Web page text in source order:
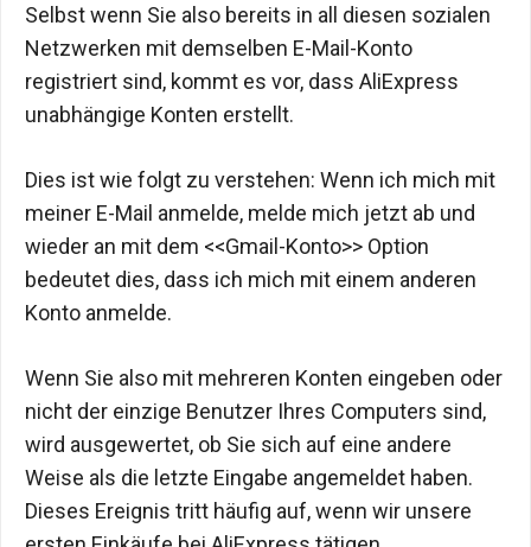
Selbst wenn Sie also bereits in all diesen sozialen
Netzwerken mit demselben E-Mail-Konto
registriert sind, kommt es vor, dass AliExpress
unabhängige Konten erstellt.
Dies ist wie folgt zu verstehen: Wenn ich mich mit
meiner E-Mail anmelde, melde mich jetzt ab und
wieder an mit dem <<Gmail-Konto>> Option
bedeutet dies, dass ich mich mit einem anderen
Konto anmelde.
Wenn Sie also mit mehreren Konten eingeben oder
nicht der einzige Benutzer Ihres Computers sind,
wird ausgewertet, ob Sie sich auf eine andere
Weise als die letzte Eingabe angemeldet haben.
Dieses Ereignis tritt häufig auf, wenn wir unsere